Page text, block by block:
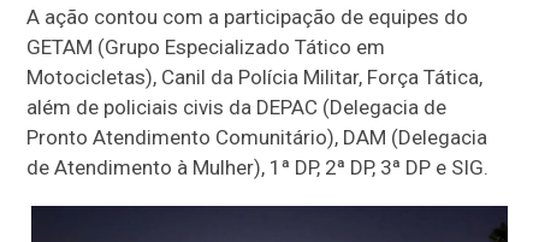
A ação contou com a participação de equipes do
GETAM (Grupo Especializado Tático em
Motocicletas), Canil da Polícia Militar, Força Tática,
além de policiais civis da DEPAC (Delegacia de
Pronto Atendimento Comunitário), DAM (Delegacia
de Atendimento à Mulher), 1ª DP, 2ª DP, 3ª DP e SIG.